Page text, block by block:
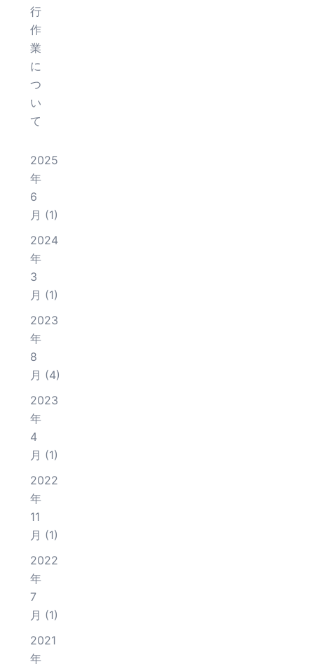
行
作
業
に
つ
い
て
2025
年
6
月 (1)
2024
年
3
月 (1)
2023
年
8
月 (4)
2023
年
4
月 (1)
2022
年
11
月 (1)
2022
年
7
月 (1)
2021
年